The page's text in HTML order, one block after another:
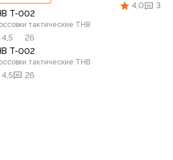
T-002
тактические THB
4,5
26
T-002
тактические THB
4,5 26
4,0 3